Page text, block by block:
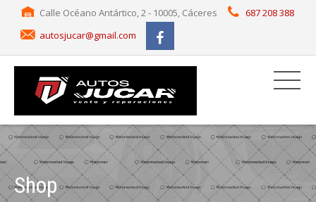
Calle Océano Antártico, 2 - 10005, Cáceres
687 208 388
autosjucar@gmail.com
Shop